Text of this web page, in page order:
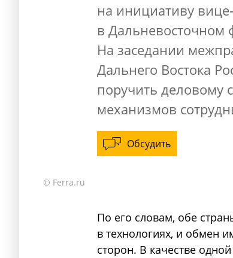
на инициативу
в Дальневосточном
На заседании
Дальнего Востока
поручить деловому
механизмов
Обсудить
© Ferra.ru
По его словам, обе
в технологиях, и обмен
сторон. В качестве